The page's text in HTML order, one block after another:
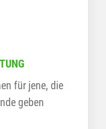
für jene, die
geben